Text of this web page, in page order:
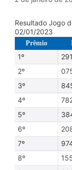
Resultado Jogo
02/01/2023
Prêmio
1º
2º
3º
4º
5º
6º
7º
8º